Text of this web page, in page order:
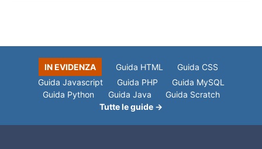
IN EVIDENZA Guida HTML
Guida CSS
Guida Javascript
Guida PHP
Guida MySQL
Guida Python
Guida Java
Guida Scratch
Tutte le guide →